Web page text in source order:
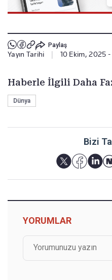
Paylaş
Yayın Tarihi 10 Ekim, 2025
Haberle İlgili Daha
Dünya
Bizi
YORUMLAR